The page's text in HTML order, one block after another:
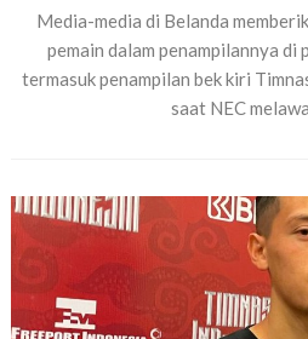
Media-media di Belanda
pemain dalam penampilannya
termasuk penampilan bek kiri
saat NEC